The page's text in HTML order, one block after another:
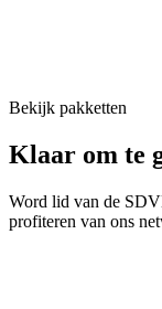
Bekijk pakketten
Klaar om te
Word lid van de
profiteren van ons